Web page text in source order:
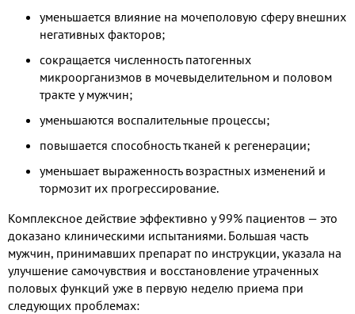
уменьшается влияние на мочеполовую сферу внешних
негативных факторов;
сокращается численность патогенных
микроорганизмов в мочевыделительном и половом
тракте у мужчин;
уменьшаются воспалительные процессы;
повышается способность тканей к регенерации;
уменьшает выраженность возрастных изменений и
тормозит их прогрессирование.
Комплексное действие эффективно у 99% пациентов — это
доказано клиническими испытаниями. Большая часть
мужчин, принимавших препарат по инструкции, указала на
улучшение самочувствия и восстановление утраченных
половых функций уже в первую неделю приема при
следующих проблемах: